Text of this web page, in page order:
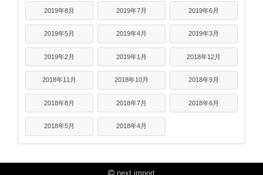
2019年8月 2019年7月 2019年6月
2019年5月 2019年4月 2019年3月
2019年2月 2019年1月 2018年12月
2018年11月 2018年10月 2018年9月
2018年8月 2018年7月 2018年6月
2018年5月 2018年4月
next import